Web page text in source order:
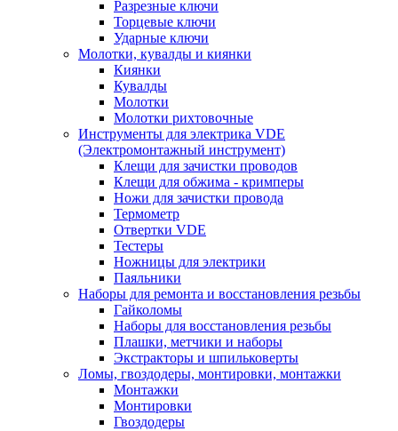
Разрезные ключи
Торцевые ключи
Ударные ключи
Молотки, кувалды и киянки
Киянки
Кувалды
Молотки
Молотки рихтовочные
Инструменты для электрика VDE
(Электромонтажный инструмент)
Клещи для зачистки проводов
Клещи для обжима - кримперы
Ножи для зачистки провода
Термометр
Отвертки VDE
Тестеры
Ножницы для электрики
Паяльники
Наборы для ремонта и восстановления резьбы
Гайколомы
Наборы для восстановления резьбы
Плашки, метчики и наборы
Экстракторы и шпильковерты
Ломы, гвоздодеры, монтировки, монтажки
Монтажки
Монтировки
Гвоздодеры